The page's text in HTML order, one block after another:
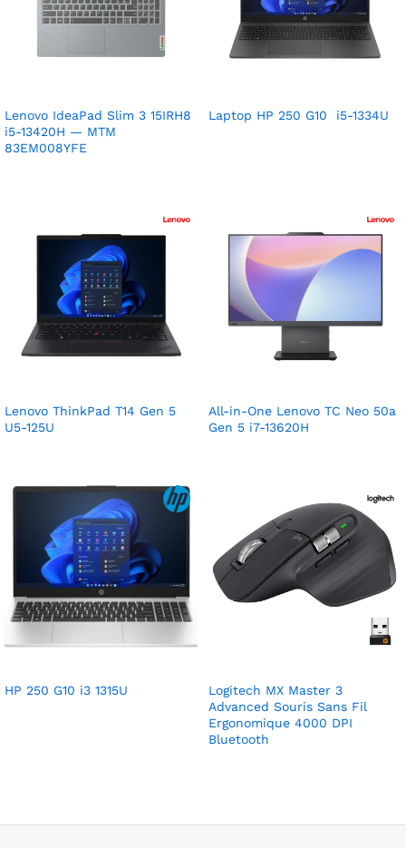
Lenovo IdeaPad Slim 3 15IRH8
i5-13420H — MTM
83EM008YFE
Laptop HP 250 G10 i5-1334U
Lenovo ThinkPad T14 Gen 5
U5-125U
All-in-One Lenovo TC Neo 50a
Gen 5 i7-13620H
HP 250 G10 i3 1315U
Logitech MX Master 3
Advanced Souris Sans Fil
Ergonomique 4000 DPI
Bluetooth